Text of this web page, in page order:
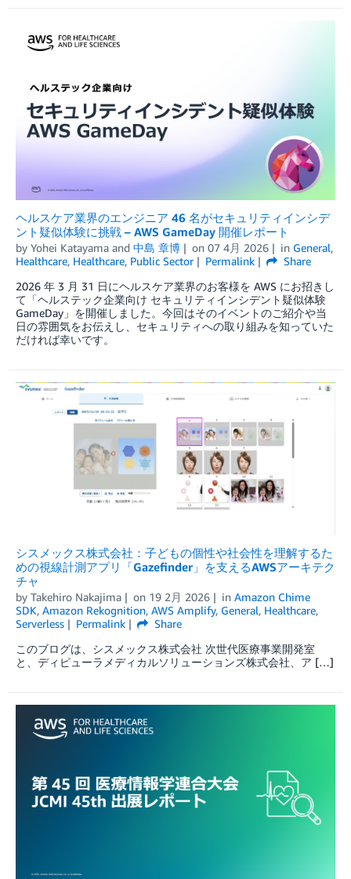
ヘルスケア業界のエンジニア 46 名がセキュリティインシデ
ント疑似体験に挑戦 – AWS GameDay 開催レポート
by Yohei Katayama and 中島 章博 on 07 4月 2026 in General,
Healthcare, Healthcare, Public Sector Permalink
Share
2026 年 3 月 31 日にヘルスケア業界のお客様を AWS にお招きし
て「ヘルステック企業向け セキュリティインシデント疑似体験
GameDay」を開催しました。今回はそのイベントのご紹介や当
日の雰囲気をお伝えし、セキュリティへの取り組みを知っていた
だければ幸いです。
シスメックス株式会社：子どもの個性や社会性を理解するた
めの視線計測アプリ「Gazefinder」を支えるAWSアーキテク
チャ
by Takehiro Nakajima on 19 2月 2026 in Amazon Chime
SDK, Amazon Rekognition, AWS Amplify, General, Healthcare,
Serverless
Permalink
Share
このブログは、シスメックス株式会社 次世代医療事業開発室
と、ディピューラメディカルソリューションズ株式会社、ア […]